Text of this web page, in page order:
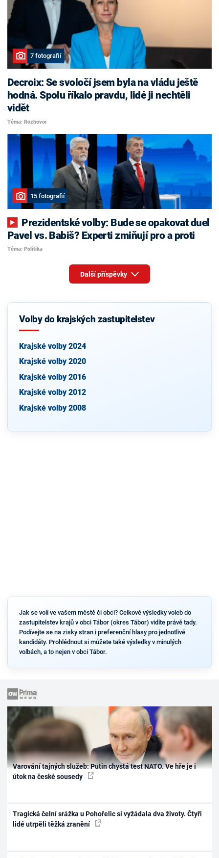
7 fotografií
Decroix: Se svoločí jsem byla na vládu ještě
hodná. Spolu říkalo pravdu, lidé ji nechtěli
vidět
Téma: Rozhovor
15 fotografií
Pavel vs. Babiš? Experti zmiňují pro a proti
Téma: Politika
Další příspěvky
Volby do krajských zastupitelstev
Krajské volby 2024
Krajské volby 2020
Krajské volby 2016
Krajské volby 2012
Krajské volby 2008
Jak se volí ve vašem městě či obci? Celkové výsledky voleb do
zastupitelstev krajů v obci Tábor (okres Tábor) vidíte právě tady.
Podívejte se na zisky stran i preferenční hlasy pro jednotlivé
kandidáty. Prohlédnout si můžete také výsledky v minulých
volbách, a to nejen v obci Tábor.
Varování tajných služeb: Putin chystá test NATO. Ve hře je i
útok na české sousedy
Tragická čelní srážka u Pohořelic si vyžádala dva životy. Čtyři
lidé utrpěli těžká zranění